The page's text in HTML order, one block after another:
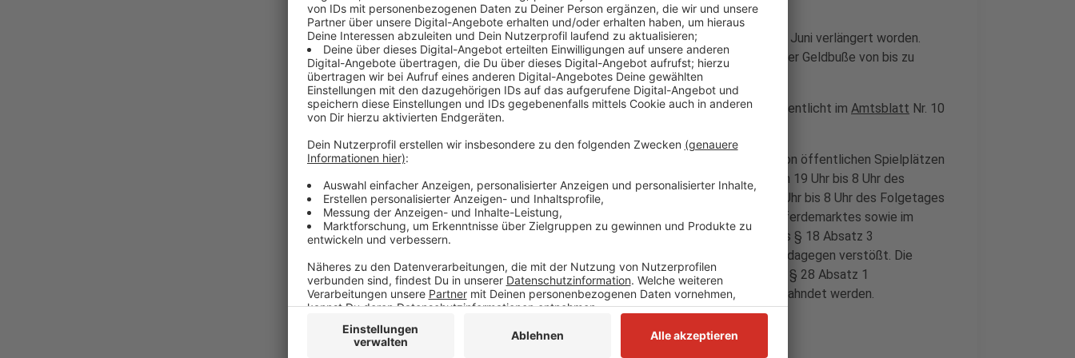
Die Verbote, die zwischen 19 Uhr und 8 Uhr gelten, sind bis zum 6. Juni verlängert worden.
Verstöße gegen das Nutzungs- und Verweilverbot werden mit einer Geldbuße von bis zu
25.000 Euro geahndet.
Die Verbote sind befristet bis 6. Juni 2021, 24 Uhr und sind veröffentlicht im Amtsblatt Nr. 10
/ 2021.
Nach der weiter geltenden Allgemeinverfügung ist die Nutzung von öffentlichen Spielplätzen
(einschließlich der als Spielflächen ausgewiesenen Schulhöfe) von 19 Uhr bis 8 Uhr des
Folgetages untersagt. Zudem besteht ein Verweilverbot von 19 Uhr bis 8 Uhr des Folgetages
auf dem Gelände des Höferparks (Freizeitpark Nordstadt), des Pferdemarktes sowie im
Herminghauspark. Auch weiterhin gilt: Ordnungswidrig im Sinne des § 18 Absatz 3
Coronaschutzverordnung handelt, wer vorsätzlich oder fahrlässig dagegen verstößt. Die
Ordnungswidrigkeit kann gemäß § 73 Absatz 1a in Verbindung mit § 28 Absatz 1
Infektionsschutzgesetz mit einer Geldbuße bis zu 25.000 Euro geahndet werden.